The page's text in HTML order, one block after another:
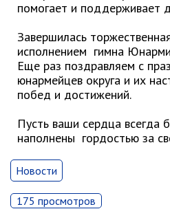
Финансовое
О финансовом
Управление по
контрольной
Управление
Об управлении
собственности
помогает и поддерживает
Завершилась
исполнением гимна
Еще раз поздравляем с
юнармейцев округа и их
побед и достижений.
Пусть ваши сердца всегда
наполнены гордостью за
Новости
175 просмотров